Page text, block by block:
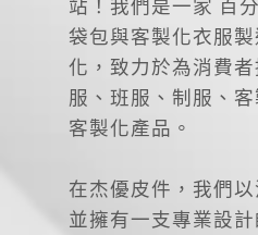
站！我們是一家 百
袋包與客製化衣服
化，致力於為消費
服、班服、制服、
客製化產品。
在杰優皮件，我們以
並擁有一支專業設